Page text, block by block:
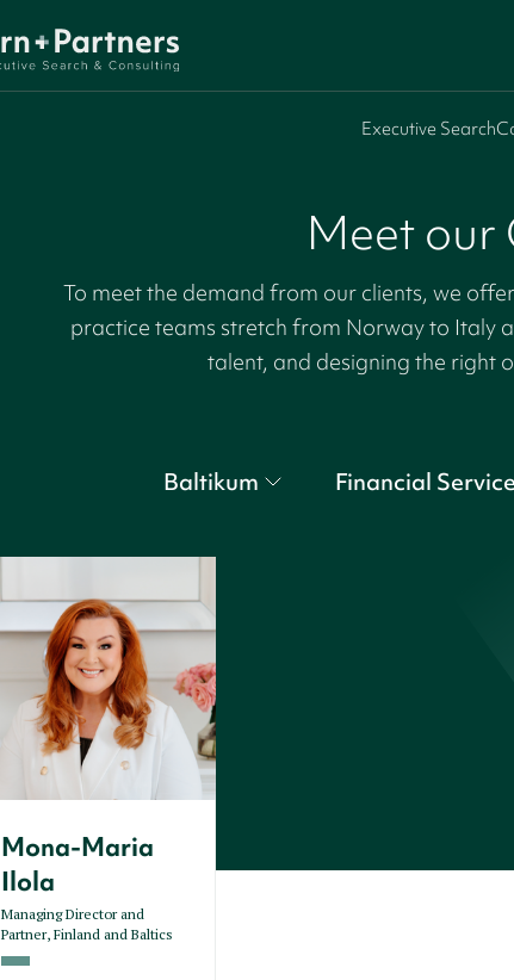
Executive Search
Meet our
To meet the demand from our clients, we
practice teams stretch from Norway to Italy
talent, and designing the right
Baltikum Financial
Mona-Maria
Ilola
Managing Director and
Partner, Finland and Baltics